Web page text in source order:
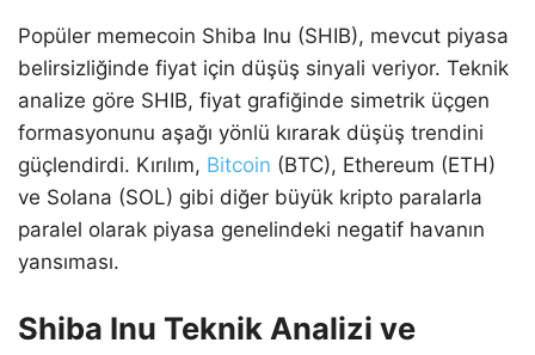
Popüler memecoin Shiba Inu (SHIB), mevcut piyasa
belirsizliğinde fiyat için düşüş sinyali veriyor. Teknik
analize göre SHIB, fiyat grafiğinde simetrik üçgen
formasyonunu aşağı yönlü kırarak düşüş trendini
güçlendirdi. Kırılım, Bitcoin (BTC), Ethereum (ETH)
ve Solana (SOL) gibi diğer büyük kripto paralarla
paralel olarak piyasa genelindeki negatif havanın
yansıması.
Shiba Inu Teknik Analizi ve